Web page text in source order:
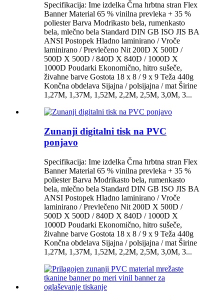
Specifikacija: Ime izdelka Črna hrbtna stran Flex
Banner Material 65 % vinilna prevleka + 35 %
poliester Barva Modrikasto bela, rumenkasto
bela, mlečno bela Standard DIN GB ISO JIS BA
ANSI Postopek Hladno laminirano / Vroče
laminirano / Prevlečeno Nit 200D X 500D /
500D X 500D / 840D X 840D / 1000D X
1000D Poudarki Ekonomično, hitro sušeče,
živahne barve Gostota 18 x 8 / 9 x 9 Teža 440g
Končna obdelava Sijajna / polsijajna / mat Širine
1,27M, 1,37M, 1,52M, 2,2M, 2,5M, 3,0M, 3...
Zunanji digitalni tisk na PVC
ponjavo
Specifikacija: Ime izdelka Črna hrbtna stran Flex
Banner Material 65 % vinilna prevleka + 35 %
poliester Barva Modrikasto bela, rumenkasto
bela, mlečno bela Standard DIN GB ISO JIS BA
ANSI Postopek Hladno laminirano / Vroče
laminirano / Prevlečeno Nit 200D X 500D /
500D X 500D / 840D X 840D / 1000D X
1000D Poudarki Ekonomično, hitro sušeče,
živahne barve Gostota 18 x 8 / 9 x 9 Teža 440g
Končna obdelava Sijajna / polsijajna / mat Širine
1,27M, 1,37M, 1,52M, 2,2M, 2,5M, 3,0M, 3...